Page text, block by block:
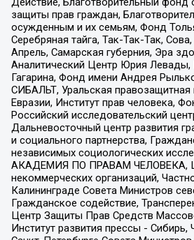
защиты прав граждан,
осужденным и их семьям, Фонд
Серебряная тайга, Так-Так-Так,
Апрель, Самарская губерния, Эра
Аналитический Центр Юрия Левады,
Гагарина, Фонд имени Андрея
СИБАЛЬТ, Уральская
Евразии, Институт прав человека,
Российский исследовательский
Дальневосточный центр развития
и социального партнерства,
независимых социологических
АКАДЕМИЯ ПО ПРАВАМ ЧЕЛОВЕКА,
некоммерческих организаций,
Калининграде Совета Министров
Гражданское содействие,
Центр Защиты Прав Средств
Институт развития прессы - Сибирь,